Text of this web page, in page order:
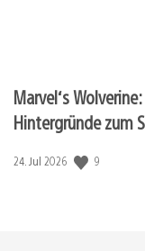
Marvel‘s
Hintergründe zum
Veröffentlichungsdatum:
24. Jul 2026 9